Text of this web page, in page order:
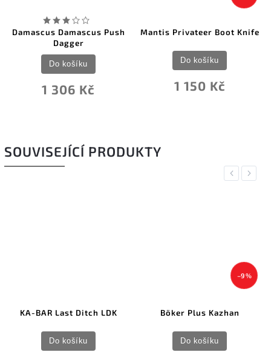
Damascus Damascus Push
Dagger
1 306 Kč
Do košíku
Mantis Privateer Boot Knife
1 150 Kč
Do košíku
SOUVISEJÍCÍ PRODUKTY
Previous
KA-BAR Last Ditch LDK
Do košíku
–9 %
Böker Plus Kazhan
Do košíku
Next